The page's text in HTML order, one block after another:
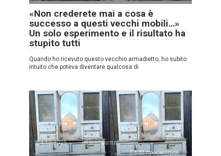
«Non crederete mai a cosa è
successo a questi vecchi mobili…»
Un solo esperimento e il risultato ha
stupito tutti
Quando ho ricevuto questo vecchio armadietto, ho subito
intuito che poteva diventare qualcosa di
24.12.2025
Interessante
640 просмотров